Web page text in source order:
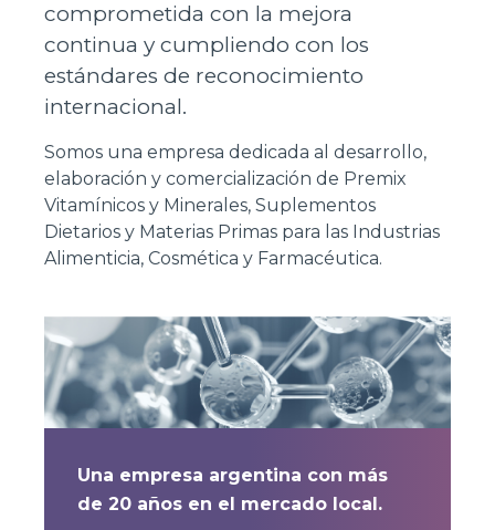
comprometida con la mejora
continua y cumpliendo con los
estándares de reconocimiento
internacional.
Somos una empresa dedicada al desarrollo,
elaboración y comercialización de Premix
Vitamínicos y Minerales, Suplementos
Dietarios y Materias Primas para las Industrias
Alimenticia, Cosmética y Farmacéutica.
Una empresa argentina con más
de 20 años en el mercado local.